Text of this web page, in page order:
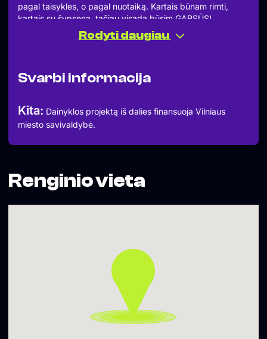
pagal taisykles, o pagal nuotaiką. Kartais būnam rimti,
kartais su šypsena, tačiau visada būsim GARSŪS!
Kai nežinai ko nori – “KODAMA” pasiūlys visko. Esam
keturios labai rimtos miško sielos po tavo lova. Grojam
“Už tolimų krantų” – Keturi kaklaraištininkai iš skirtingų
Rodyti daugiau
Svarbi informacija
Kita: Dainyklos projektą iš dalies finansuoja Vilniaus
miesto savivaldybė.
Renginio vieta